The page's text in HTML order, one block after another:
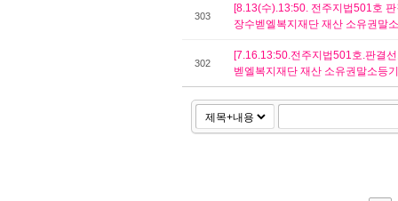
303
[8.13(수).13:50. 전주지법501호
장수벧엘복지재단 재산 소유권말
302
[7.16.13:50.전주지법501호.판결
벧엘복지재단 재산 소유권말소등